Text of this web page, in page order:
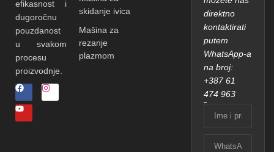
efikasnost i
dugoročnu
pouzdanost
u svakom
procesu
proizvodnje.
skidanje ivica
Mašina za
rezanje
plazmom
direktno
kontaktirati
putem
WhatsApp-a
na broj:
+387 61
474 963